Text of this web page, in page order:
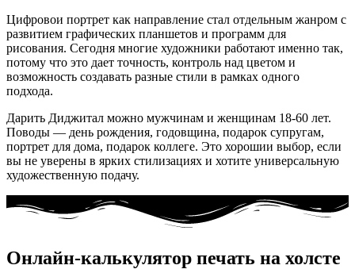
Цифровои портрет как направление стал отдельным жанром с
развитием графических планшетов и программ для
рисования. Сегодня многие художники работают именно так,
потому что это дает точность, контроль над цветом и
возможность создавать разные стили в рамках одного
подхода.
Дарить Диджитал можно мужчинам и женщинам 18-60 лет.
Поводы — день рождения, годовщина, подарок супругам,
портрет для дома, подарок коллеге. Это хорошии выбор, если
вы не уверены в ярких стилизациях и хотите универсальную
художественную подачу.
Онлайн-калькулятор печать на холсте